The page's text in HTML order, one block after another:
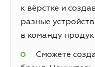
к вёрстке и
разные
в команду
Сможете